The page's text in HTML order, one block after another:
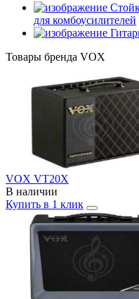
для комбоусилителей
Товары бренда VOX
VOX VT20X
В наличии
Купить в 1 клик